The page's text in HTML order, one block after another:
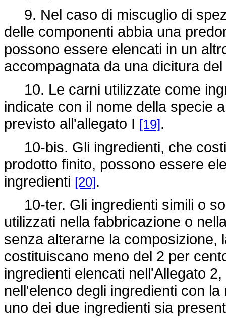
9. Nel caso di miscuglio di
delle componenti abbia una
possono essere elencati in un
accompagnata da una dicitura
10. Le carni utilizzate come
indicate con il nome della specie
previsto all'allegato I [19].
10-bis. Gli ingredienti, che
prodotto finito, possono essere
ingredienti [20].
10-ter. Gli ingredienti simili o
utilizzati nella fabbricazione o
senza alterarne la composizione,
costituiscano meno del 2 per
ingredienti elencati nell'Allegato
nell'elenco degli ingredienti con
uno dei due ingredienti sia